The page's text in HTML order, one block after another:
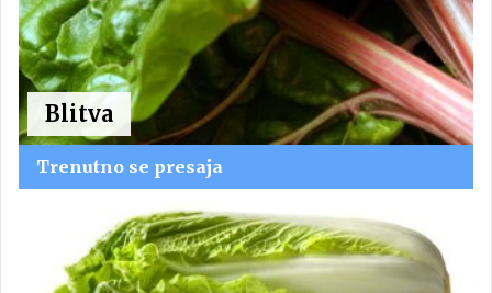
Blitva
Trenutno se presaja